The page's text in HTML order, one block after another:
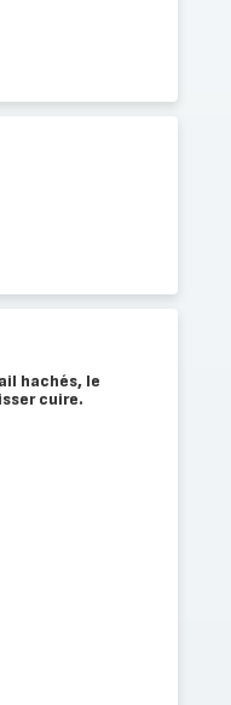
hachés, le
cuire.